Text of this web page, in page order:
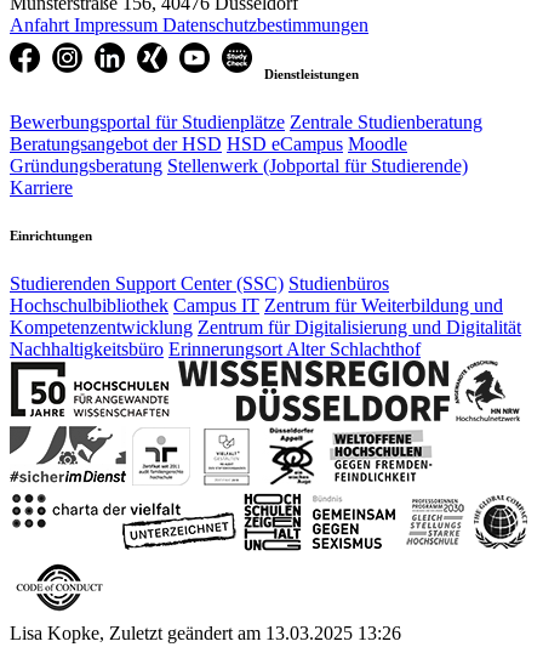
Anfahrt Impressum Datenschutzbestimmungen
Dienstleistungen
Bewerbungsportal für Studienplätze Zentrale Studienberatung
Beratungsangebot der HSD HSD eCampus Moodle
Gründungsberatung Stellenwerk (Jobportal für Studierende)
Karriere
Einrichtungen
Studierenden Support Center (SSC) Studienbüros
Hochschulbibliothek Campus IT Zentrum für Weiterbildung und
Kompetenzentwicklung Zentrum für Digitalisierung und Digitalität
Nachhaltigkeitsbüro Erinnerungsort Alter Schlachthof
Lisa Kopke, Zuletzt geändert am 13.03.2025 13:26